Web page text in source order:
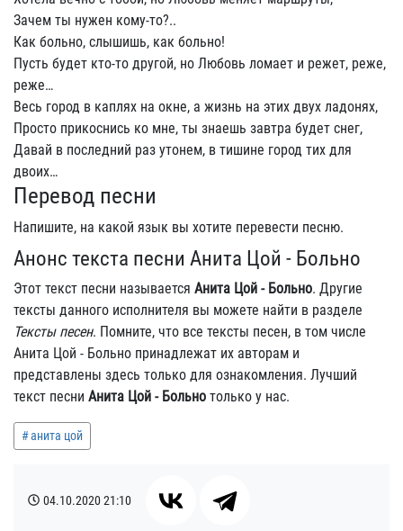
Зачем ты нужен кому-то?..
Как больно, слышишь, как больно!
Пусть будет кто-то другой, но Любовь ломает и режет, реже,
реже…
Весь город в каплях на окне, а жизнь на этих двух ладонях,
Просто прикоснись ко мне, ты знаешь завтра будет снег,
Давай в последний раз утонем, в тишине город тих для
двоих…
Перевод песни
Напишите, на какой язык вы хотите перевести песню.
Анонс текста песни Анита Цой - Больно
Этот текст песни называется Анита Цой - Больно. Другие
тексты данного исполнителя вы можете найти в разделе
Тексты песен. Помните, что все тексты песен, в том числе
Анита Цой - Больно принадлежат их авторам и
представлены здесь только для ознакомления. Лучший
текст песни Анита Цой - Больно только у нас.
анита цой
04.10.202021:10